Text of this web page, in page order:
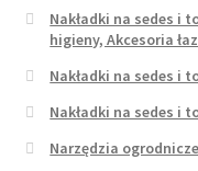
Nakładki na sedes i
higieny, Akcesoria
Nakładki na sedes i
Nakładki na sedes i
Narzędzia ogrodnicze